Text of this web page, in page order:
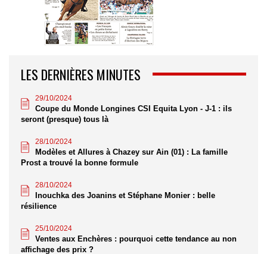
LES DERNIÈRES MINUTES
29/10/2024
Coupe du Monde Longines CSI Equita Lyon - J-1 : ils
seront (presque) tous là
28/10/2024
Modèles et Allures à Chazey sur Ain (01) : La famille
Prost a trouvé la bonne formule
28/10/2024
Inouchka des Joanins et Stéphane Monier : belle
résilience
25/10/2024
Ventes aux Enchères : pourquoi cette tendance au non
affichage des prix ?